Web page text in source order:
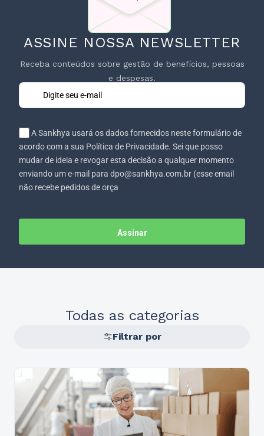
ASSINE NOSSA NEWSLETTER
Receba conteúdos sobre gestão de benefícios, pessoas
e despesas.
A Sankhya usará os dados fornecidos neste formulário de
acordo com a sua Política de Privacidade. Sei que posso
mudar de ideia e revogar esta decisão a qualquer momento
enviando um e-mail para dpo@sankhya.com.br (esse email
não recebe pedidos de orça
Assinar
Todas as categorias
Filtrar por